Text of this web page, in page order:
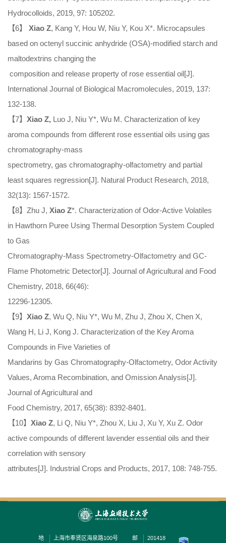
Hydrocolloids, 2019, 97: 105202.
【6】 Xiao Z, Kang Y, Hou W, Niu Y, Kou X*. Microcapsules
based on octenyl succinic anhydride (OSA)-modified starch and
maltodextrins changing the
composition and release property of rose essential oil[J].
International Journal of Biological Macromolecules, 2019, 137:
132-138.
【7】 Xiao Z, Luo J, Niu Y*, Wu M. Characterization of key
aroma compounds from different rose essential oils using gas
chromatography-mass
spectrometry, gas chromatography-olfactometry and partial
least squares regression[J]. Natural Product Research, 2018,
32(13): 1567-1572.
【8】Zhu J, Xiao Z*. Characterization of Odor-Active Volatiles
in Hawthorn Puree Using Thermal Desorption System Coupled
to Gas
Chromatography-Mass Spectrometry-Olfactometry and GC-
Flame Photometric Detector[J]. Journal of Agricultural and Food
Chemistry, 2018, 66(46):
12296-12305.
【9】 Xiao Z, Wu Q, Niu Y*, Wu M, Zhu J, Zhou X, Chen X,
Wang H, Li J, Kong J. Characterization of the Key Aroma
Compounds in Five Varieties of
Mandarins by Gas Chromatography-Olfactometry, Odor Activity
Values, Aroma Recombination, and Omission Analysis[J].
Journal of Agricultural and
Food Chemistry, 2017, 65(38): 8392-8401.
【10】 Xiao Z, Li Q, Niu Y*, Zhou X, Liu J, Xu Y, Xu Z. Odor
active compounds of different lavender essential oils and their
correlation with sensory
attributes[J]. Industrial Crops and Products, 2017, 108: 748-755.
地 上海市奉贤区海泉路100号 邮 201418